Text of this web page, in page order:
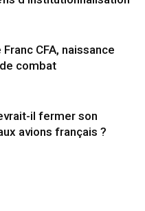
CFA, naissance
combat
il fermer son
avions français ?